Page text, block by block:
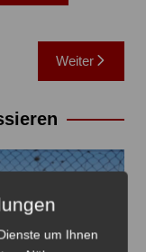
Weiter
um Ihnen